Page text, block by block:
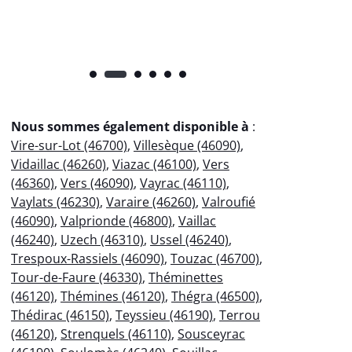
Nous sommes également disponible à :
Vire-sur-Lot (46700), Villesèque (46090),
Vidaillac (46260), Viazac (46100), Vers
(46360), Vers (46090), Vayrac (46110),
Vaylats (46230), Varaire (46260), Valroufié
(46090), Valprionde (46800), Vaillac
(46240), Uzech (46310), Ussel (46240),
Trespoux-Rassiels (46090), Touzac (46700),
Tour-de-Faure (46330), Théminettes
(46120), Thémines (46120), Thégra (46500),
Thédirac (46150), Teyssieu (46190), Terrou
(46120), Strenquels (46110), Sousceyrac